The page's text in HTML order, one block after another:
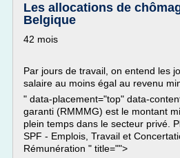
Les allocations de
Belgique
42 mois
Par jours de travail, on entend les
salaire au moins égal au revenu
" data-placement="top" data-
garanti (RMMMG) est le montant
plein temps dans le secteur privé.
SPF - Emplois, Travail et
Rémunération " title="">